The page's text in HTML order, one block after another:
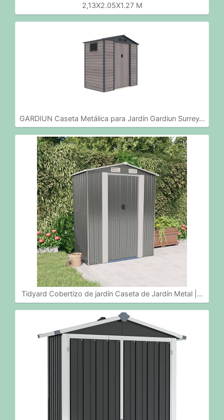
2,13X2.05X1.27 M
GARDIUN Caseta Metálica para Jardín Gardiun Surrey…
Tidyard Cobertizo de jardín Caseta de Jardín Metal |…